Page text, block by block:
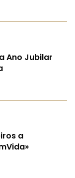
Ano Jubilar
a